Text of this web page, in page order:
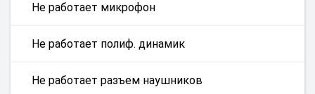
Не работает микрофон
Не работает полиф. динамик
Не работает разъем наушников